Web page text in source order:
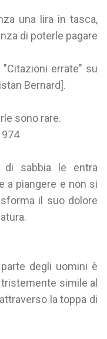
una lira in tasca,
di poterle pagare
errate" su
Bernard].
sono rare.
di sabbia le entra
a piangere e non si
il suo dolore
degli uomini è
simile al
la toppa di